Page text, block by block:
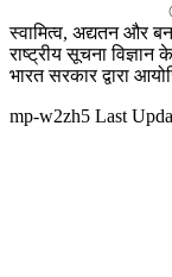
स्वामित्व, अद्यतन और
राष्ट्रीय सूचना
भारत सरकार द्वारा
mp-w2zh5 Last